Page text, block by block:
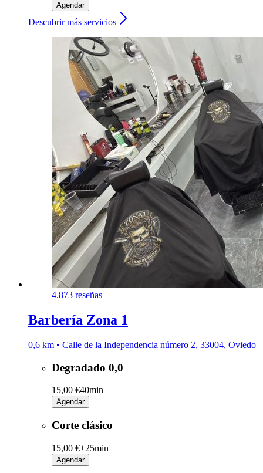
Agendar
Descubrir más servicios
4.873 reseñas
Barbería Zona 1
0,6 km • Calle de la Independencia número 2, 33004, Oviedo
Degradado 0,0
15,00 €40min
Agendar
Corte clásico
15,00 €+25min
Agendar